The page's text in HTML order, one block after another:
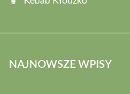
NAJNOWSZE WPISY